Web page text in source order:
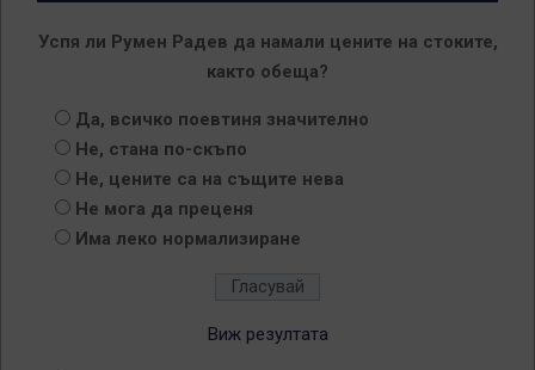
Успя ли Румен Радев да намали цените на стоките,
както обеща?
Да, всичко поевтиня значително
Не, стана по-скъпо
Не, цените са на същите нева
Не мога да преценя
Има леко нормализиране
Виж резултата